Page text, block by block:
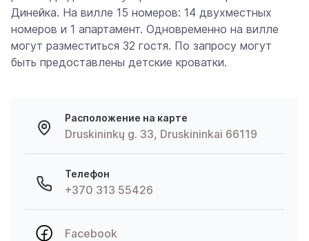
Динейка. На вилле 15 номеров: 14 двухместных
номеров и 1 апартамент. Одновременно на вилле
могут разместиться 32 гостя. По запросу могут
быть предоставлены детские кроватки.
Расположение на карте
Druskininkų g. 33, Druskininkai 66119
Телефон
+370 313 55426
Facebook